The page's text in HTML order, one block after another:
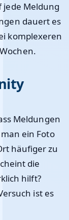
jede Meldung
dauert es
komplexeren
Meldungen
ein Foto
häufiger zu
die
hilft?
ist es